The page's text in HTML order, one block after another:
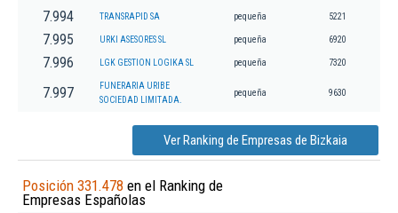
7.994 TRANSRAPID SA pequeña 5221
7.995 URKI ASESORES SL pequeña 6920
7.996 LGK GESTION LOGIKA SL pequeña 7320
7.997
FUNERARIA URIBE
SOCIEDAD LIMITADA.
pequeña 9630
Ver Ranking de Empresas de Bizkaia
Posición 331.478 en el Ranking de
Empresas Españolas